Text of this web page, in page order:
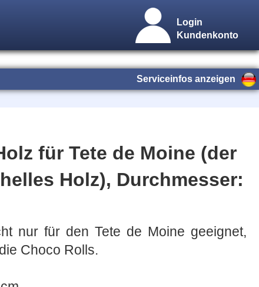
Login
Kundenkonto
Serviceinfos anzeigen
für Tete de Moine (der
Holz), Durchmesser:
nur für den Tete de Moine geeignet,
Choco Rolls.